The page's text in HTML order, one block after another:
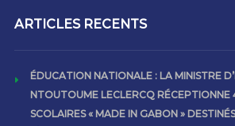
ARTICLES RECENTS
ÉDUCATION NATIONALE : LA MINISTRE
NTOUTOUME LECLERCQ RÉCEPTIONNE
SCOLAIRES « MADE IN GABON »